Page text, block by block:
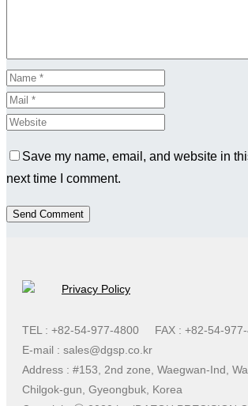
Save my name, email, and website in
next time I comment.
Send Comment
Privacy Policy
TEL : +82-54-977-4800
FAX : +82-54-
E-mail : sales@dgsp.co.kr
Address : #153, 2nd zone, Waegwan-Ind,
Chilgok-gun, Gyeongbuk, Korea